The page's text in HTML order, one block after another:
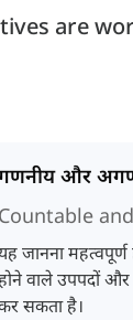
are
और
Countable
जानना
वाले उपपदों
सकता है।